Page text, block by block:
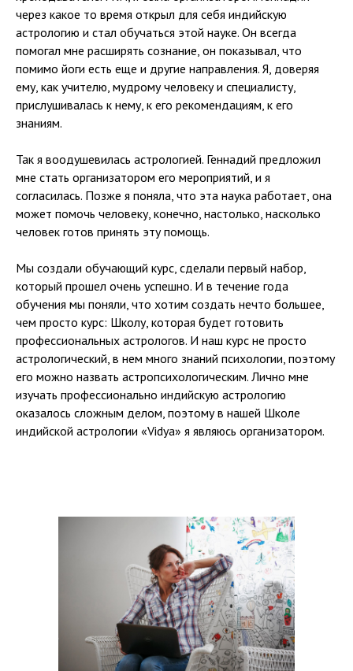
через какое то время открыл для себя индийскую
астрологию и стал обучаться этой науке. Он всегда
помогал мне расширять сознание, он показывал, что
помимо йоги есть еще и другие направления. Я, доверяя
ему, как учителю, мудрому человеку и специалисту,
прислушивалась к нему, к его рекомендациям, к его
знаниям.
Так я воодушевилась астрологией. Геннадий предложил
мне стать организатором его мероприятий, и я
согласилась. Позже я поняла, что эта наука работает, она
может помочь человеку, конечно, настолько, насколько
человек готов принять эту помощь.
Мы создали обучающий курс, сделали первый набор,
который прошел очень успешно. И в течение года
обучения мы поняли, что хотим создать нечто большее,
чем просто курс: Школу, которая будет готовить
профессиональных астрологов. И наш курс не просто
астрологический, в нем много знаний психологии, поэтому
его можно назвать астропсихологическим. Лично мне
изучать профессионально индийскую астрологию
оказалось сложным делом, поэтому в нашей Школе
индийской астрологии «Vidya» я являюсь организатором.